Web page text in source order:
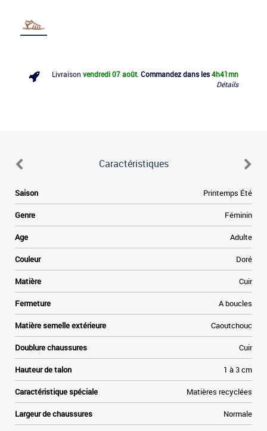
Livraison vendredi 07 août Commandez dans les4h41mn
Détails
Caractéristiques
Saison Printemps Été
Genre Féminin
Age Adulte
Couleur Doré
Matière Cuir
Fermeture A boucles
Matière semelle extérieure Caoutchouc
Doublure chaussures Cuir
Hauteur de talon 1 à 3 cm
Caractéristique spéciale Matières recyclées
Largeur de chaussures Normale